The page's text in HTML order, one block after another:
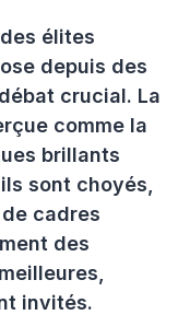
élites
depuis des
crucial. La
comme la
brillants
sont choyés,
cadres
des
invités.